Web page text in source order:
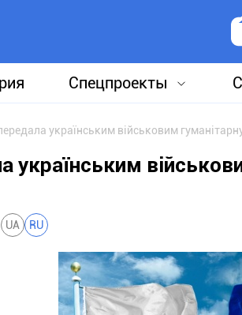
Спецпроекты
українським військовим
українським
UA RU